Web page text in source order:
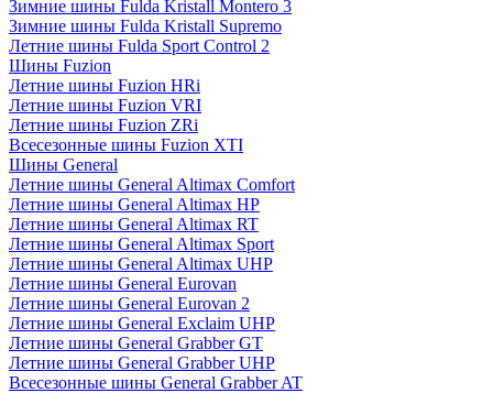
Зимние шины Fulda Kristall Montero 3
Зимние шины Fulda Kristall Supremo
Летние шины Fulda Sport Control 2
Шины Fuzion
Летние шины Fuzion HRi
Летние шины Fuzion VRI
Летние шины Fuzion ZRi
Всесезонные шины Fuzion XTI
Шины General
Летние шины General Altimax Comfort
Летние шины General Altimax HP
Летние шины General Altimax RT
Летние шины General Altimax Sport
Летние шины General Altimax UHP
Летние шины General Eurovan
Летние шины General Eurovan 2
Летние шины General Exclaim UHP
Летние шины General Grabber GT
Летние шины General Grabber UHP
Всесезонные шины General Grabber AT